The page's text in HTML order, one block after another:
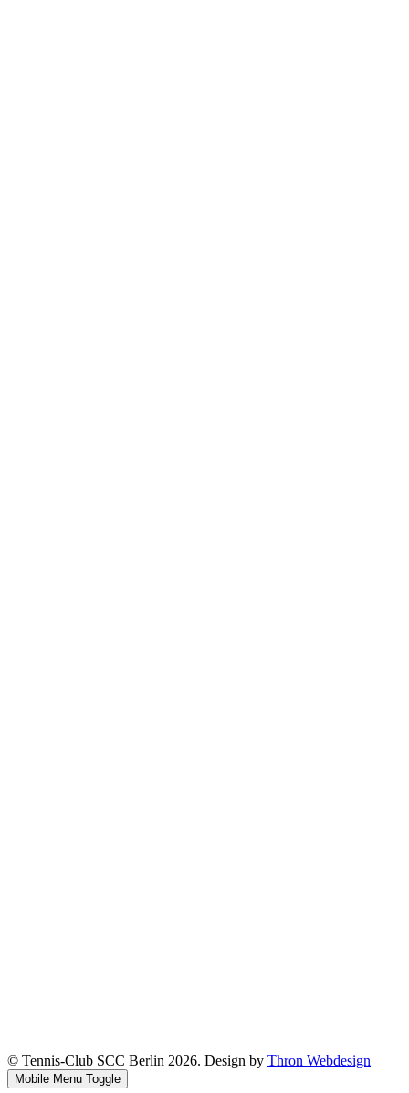
© Tennis-Club SCC Berlin 2026. Design by Thron Webdesign
Mobile Menu Toggle